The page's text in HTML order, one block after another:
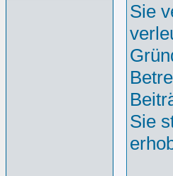
Sie
Sie